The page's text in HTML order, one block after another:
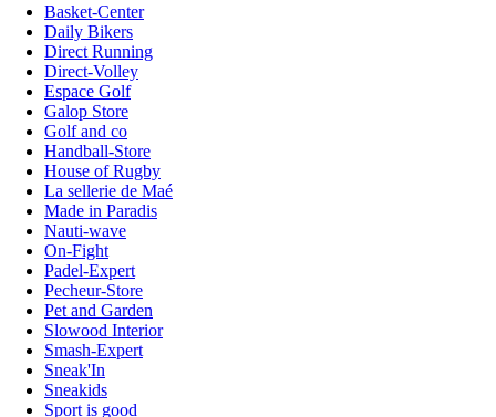
Basket-Center
Daily Bikers
Direct Running
Direct-Volley
Espace Golf
Galop Store
Golf and co
Handball-Store
House of Rugby
La sellerie de Maé
Made in Paradis
Nauti-wave
On-Fight
Padel-Expert
Pecheur-Store
Pet and Garden
Slowood Interior
Smash-Expert
Sneak'In
Sneakids
Sport is good